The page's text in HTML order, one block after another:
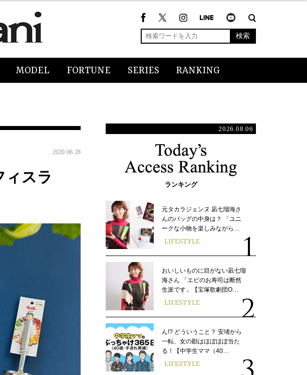
検索
MODEL FORTUNE SERIES RANKING
2020.06.28
ィスラ
2026.08.06
ランキング
元タカラジェンヌ 凪七瑠海さ
んのバッグの中身は？ 「ユニ
ークな小物を楽しみながら…
LIFESTYLE
おいしいものに目がない凪七瑠
海さん 「エビのお寿司は断然
生派です」【宝塚歌劇団O…
LIFESTYLE
ん!? どういうこと？ 安堵から
一転、女の勘はほぼほぼ当た
る！【中学生ママ（40…
LIFESTYLE